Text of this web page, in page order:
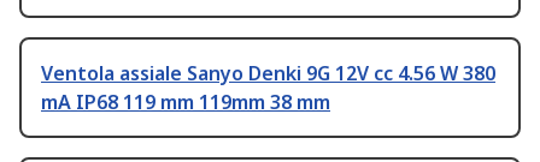
Ventola assiale Sanyo Denki 9G 12V cc 4.56 W 380
mA IP68 119 mm 119mm 38 mm